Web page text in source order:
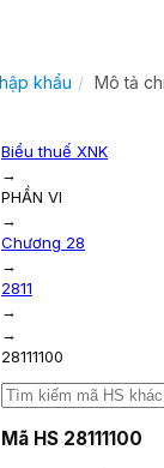
khẩu Mô tả
Biểu thuế XNK
→
PHẦN VI
→
Chương 28
→
2811
→
→
28111100
Mã HS 28111100